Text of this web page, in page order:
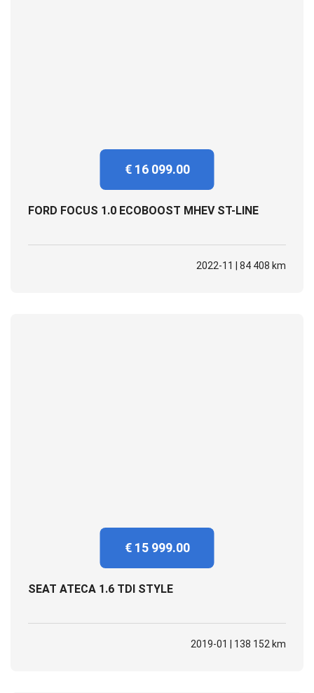
€ 16 099.00
FORD FOCUS 1.0 ECOBOOST MHEV ST-LINE
2022-11 | 84 408 km
€ 15 999.00
SEAT ATECA 1.6 TDI STYLE
2019-01 | 138 152 km